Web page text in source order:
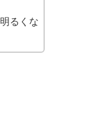
るくな